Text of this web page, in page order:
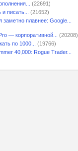
(22691)
писать...
(21652)
плавнее: Google...
— корпоративной...
(20208)
по 1000...
(19766)
40,000: Rogue Trader...